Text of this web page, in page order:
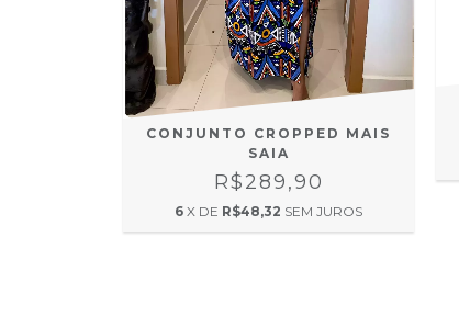
CONJUNTO CROPPED MAIS
SAIA
R$289,90
6 X DE R$48,32 SEM JUROS